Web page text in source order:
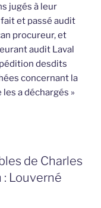
jugés à leur
et passé audit
procureur, et
audit Laval
desdits
concernant la
a déchargés »
de Charles
Louverné